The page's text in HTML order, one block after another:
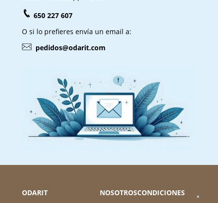
650 227 607
O si lo prefieres envía un email a:
pedidos@odarit.com
ODARIT NOSOTROSCONDICIONES